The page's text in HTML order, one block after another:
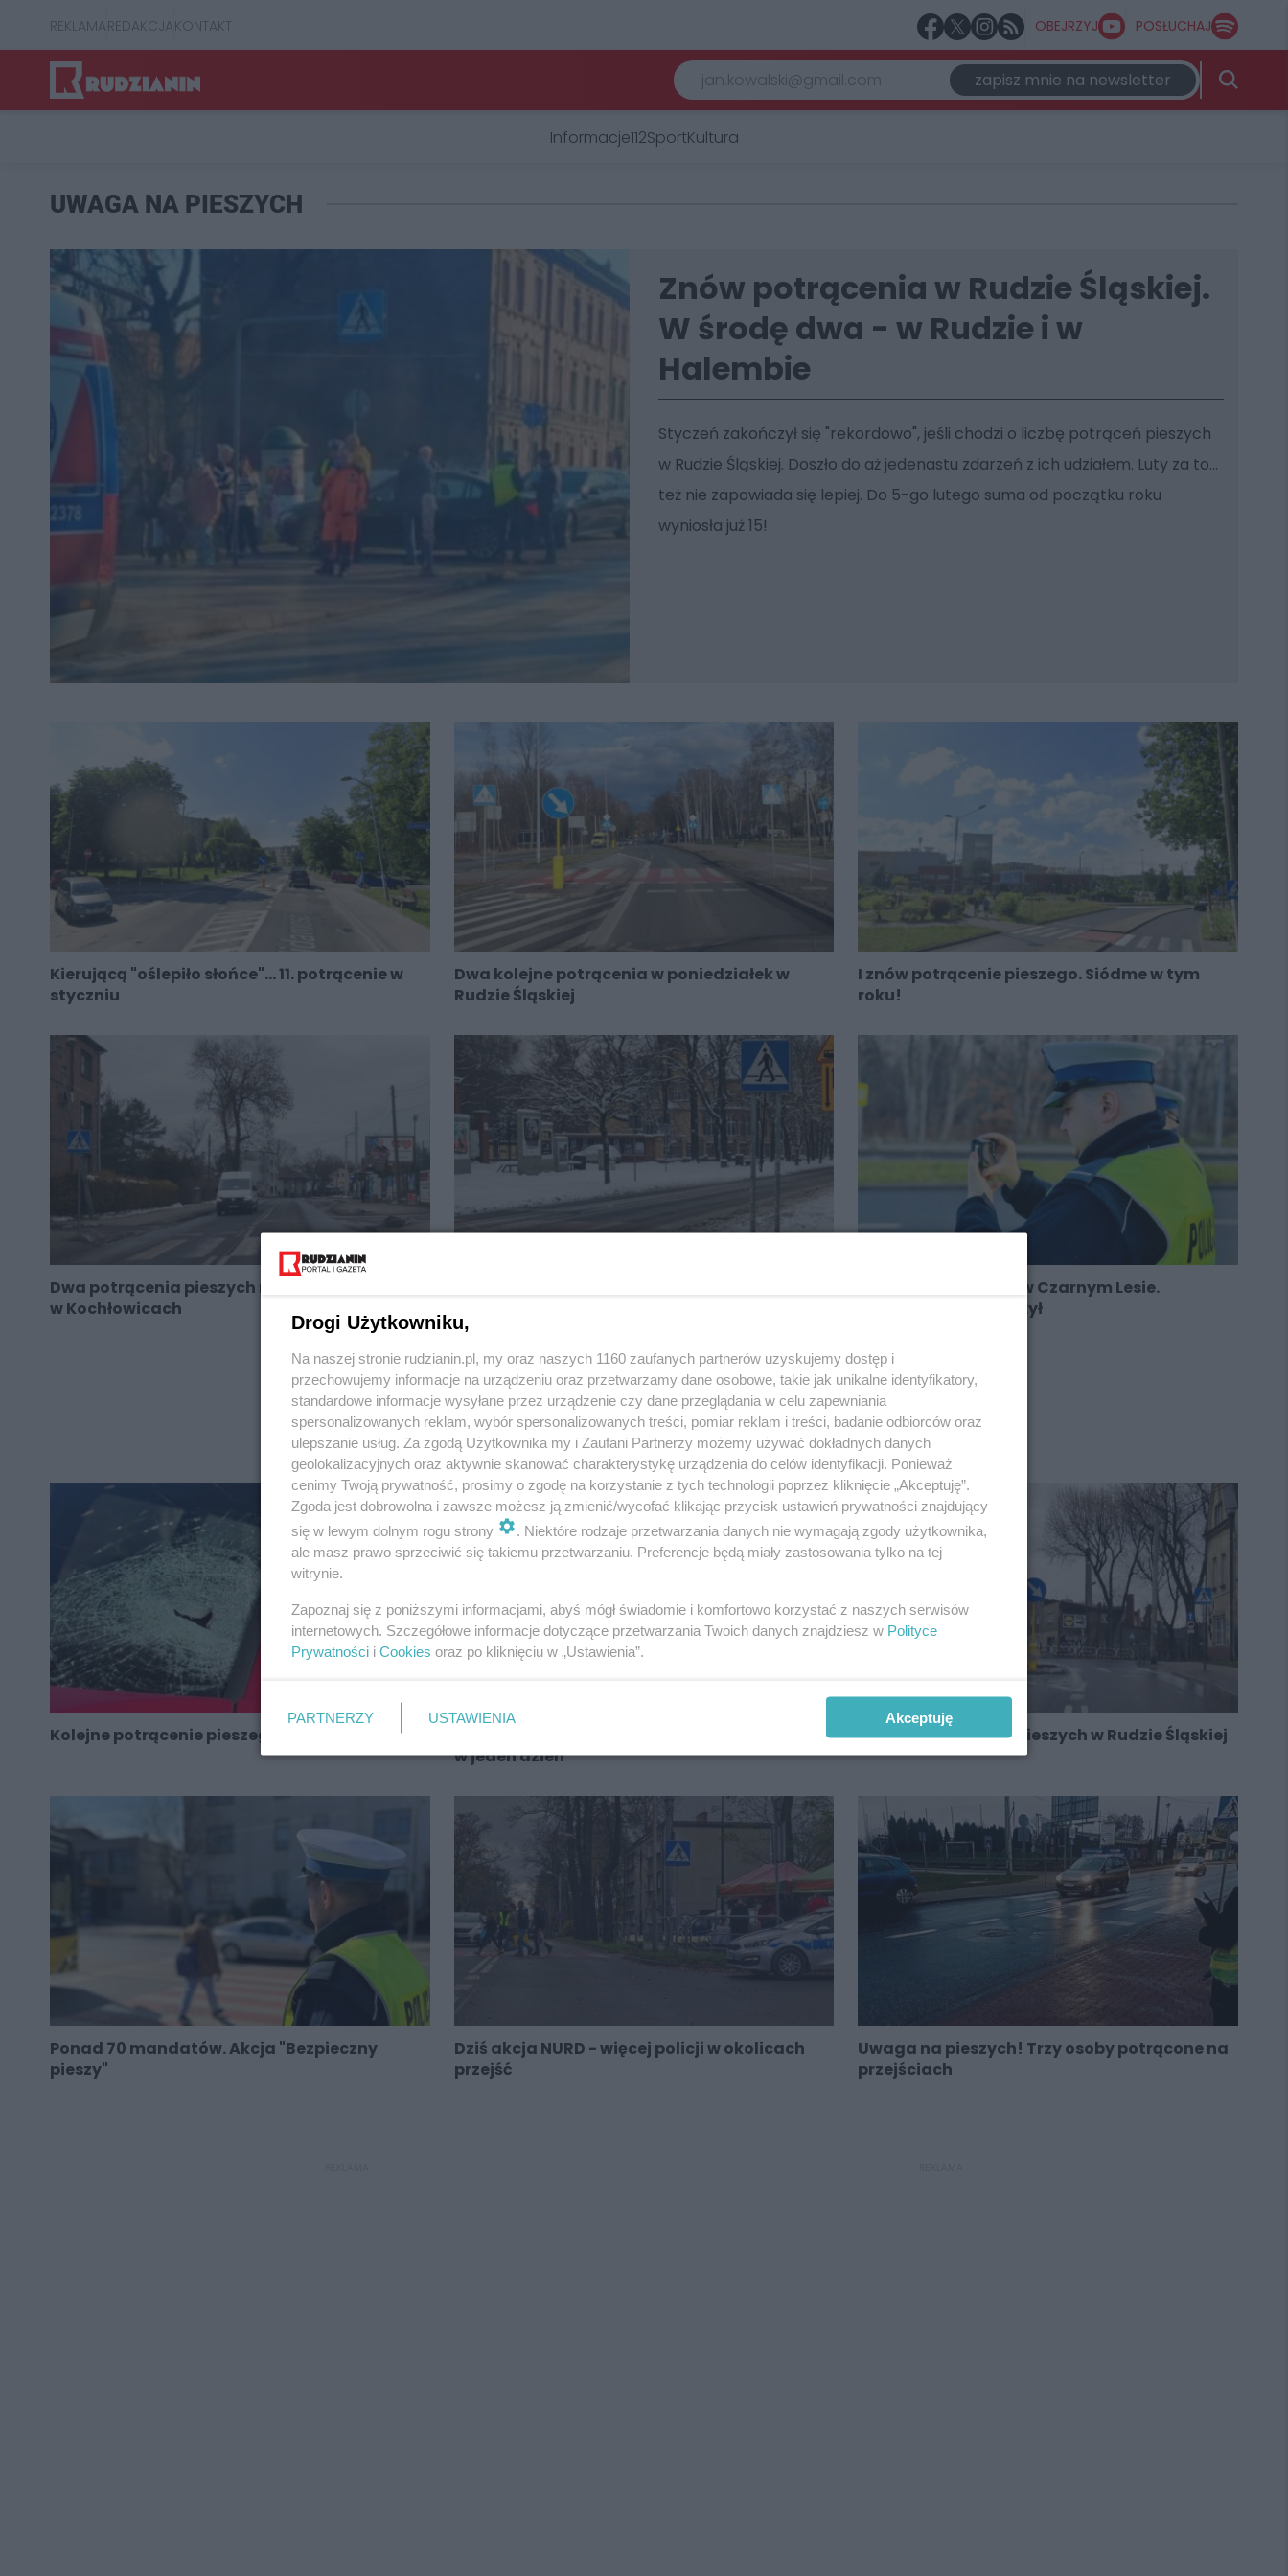
REKLAMAREDAKCJAKONTAKT OBEJRZYJ POSŁUCHAJ
zapisz mnie na newsletter
Informacje112SportKultura
UWAGA NA PIESZYCH
Znów potrącenia w Rudzie Śląskiej.
W środę dwa - w Rudzie i w
Halembie
Styczeń zakończył się "rekordowo", jeśli chodzi o liczbę potrąceń pieszych
w Rudzie Śląskiej. Doszło do aż jedenastu zdarzeń z ich udziałem. Luty za to...
też nie zapowiada się lepiej. Do 5-go lutego suma od początku roku
wyniosła już 15!
Kierującą "oślepiło słońce"... 11. potrącenie w
styczniu
Dwa kolejne potrącenia w poniedziałek w
Rudzie Śląskiej
I znów potrącenie pieszego. Siódme w tym
roku!
Dwa potrącenia pieszych na jednym przejściu
w Kochłowicach
17-latka potrącona w Czarnym Lesie.
Kierowca nie zauważył
REKLAMA
Kolejne potrącenie pieszego w Rudzie Śląskiej
w jeden dzień
Kolejne potrącenia pieszych w Rudzie Śląskiej
Ponad 70 mandatów. Akcja "Bezpieczny
pieszy"
Dziś akcja NURD - więcej policji w okolicach
przejść
Uwaga na pieszych! Trzy osoby potrącone na
przejściach
Drogi Użytkowniku,
Na naszej stronie rudzianin.pl, my oraz naszych 1160 zaufanych partnerów uzyskujemy dostęp i
przechowujemy informacje na urządzeniu oraz przetwarzamy dane osobowe, takie jak unikalne identyfikatory,
standardowe informacje wysyłane przez urządzenie czy dane przeglądania w celu zapewniania
spersonalizowanych reklam, wybór spersonalizowanych treści, pomiar reklam i treści, badanie odbiorców oraz
ulepszanie usług. Za zgodą Użytkownika my i Zaufani Partnerzy możemy używać dokładnych danych
geolokalizacyjnych oraz aktywnie skanować charakterystykę urządzenia do celów identyfikacji. Ponieważ
cenimy Twoją prywatność, prosimy o zgodę na korzystanie z tych technologii poprzez kliknięcie „Akceptuję”.
Zgoda jest dobrowolna i zawsze możesz ją zmienić/wycofać klikając przycisk ustawień prywatności znajdujący
się w lewym dolnym rogu strony
. Niektóre rodzaje przetwarzania danych nie wymagają zgody użytkownika,
ale masz prawo sprzeciwić się takiemu przetwarzaniu. Preferencje będą miały zastosowania tylko na tej
witrynie.
Zapoznaj się z poniższymi informacjami, abyś mógł świadomie i komfortowo korzystać z naszych serwisów
internetowych. Szczegółowe informacje dotyczące przetwarzania Twoich danych znajdziesz w Polityce
Prywatności i Cookies oraz po kliknięciu w „Ustawienia”.
PARTNERZY USTAWIENIA Akceptuję